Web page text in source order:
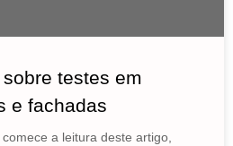
testes em
e fachadas
a leitura deste artigo,